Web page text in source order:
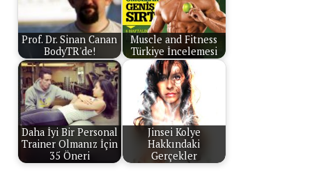
Prof. Dr. Sinan Canan
BodyTR'de!
Muscle and Fitness
Türkiye İncelemesi
Daha İyi Bir Personal
Trainer Olmanız İçin
35 Öneri
Jinsei Kolye
Hakkındaki
Gerçekler